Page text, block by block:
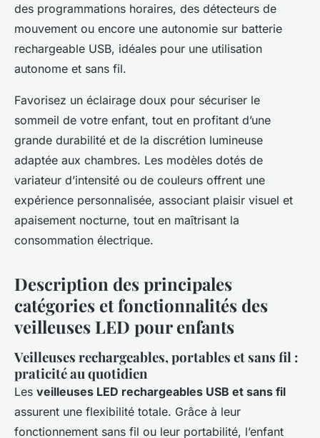
des programmations horaires, des détecteurs de
mouvement ou encore une autonomie sur batterie
rechargeable USB, idéales pour une utilisation
autonome et sans fil.
Favorisez un éclairage doux pour sécuriser le
sommeil de votre enfant, tout en profitant d’une
grande durabilité et de la discrétion lumineuse
adaptée aux chambres. Les modèles dotés de
variateur d’intensité ou de couleurs offrent une
expérience personnalisée, associant plaisir visuel et
apaisement nocturne, tout en maîtrisant la
consommation électrique.
Description des principales
catégories et fonctionnalités des
veilleuses LED pour enfants
Veilleuses rechargeables, portables et sans fil :
praticité au quotidien
Les veilleuses LED rechargeables USB et sans fil
assurent une flexibilité totale. Grâce à leur
fonctionnement sans fil ou leur portabilité, l’enfant